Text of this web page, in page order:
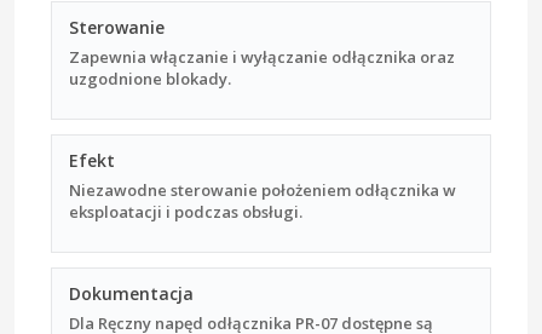
Sterowanie
Zapewnia włączanie i wyłączanie odłącznika oraz
uzgodnione blokady.
Efekt
Niezawodne sterowanie położeniem odłącznika w
eksploatacji i podczas obsługi.
Dokumentacja
Dla Ręczny napęd odłącznika PR-07 dostępne są